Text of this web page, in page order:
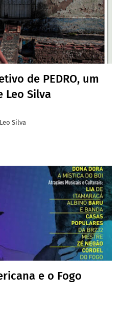
de PEDRO, um
Leo Silva
Silva
e o Fogo